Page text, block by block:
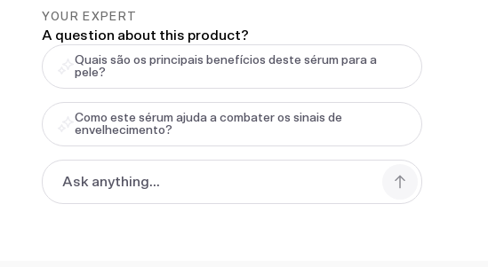
YOUR EXPERT
A question about this product?
Quais são os principais benefícios deste sérum para a
pele?
Como este sérum ajuda a combater os sinais de
envelhecimento?